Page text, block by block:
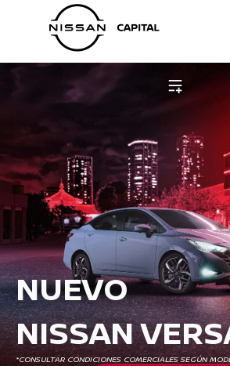
Menu
NUEVO
NISSAN
*CONSULTAR CONDICIONES COMERCIALES SEGÚN